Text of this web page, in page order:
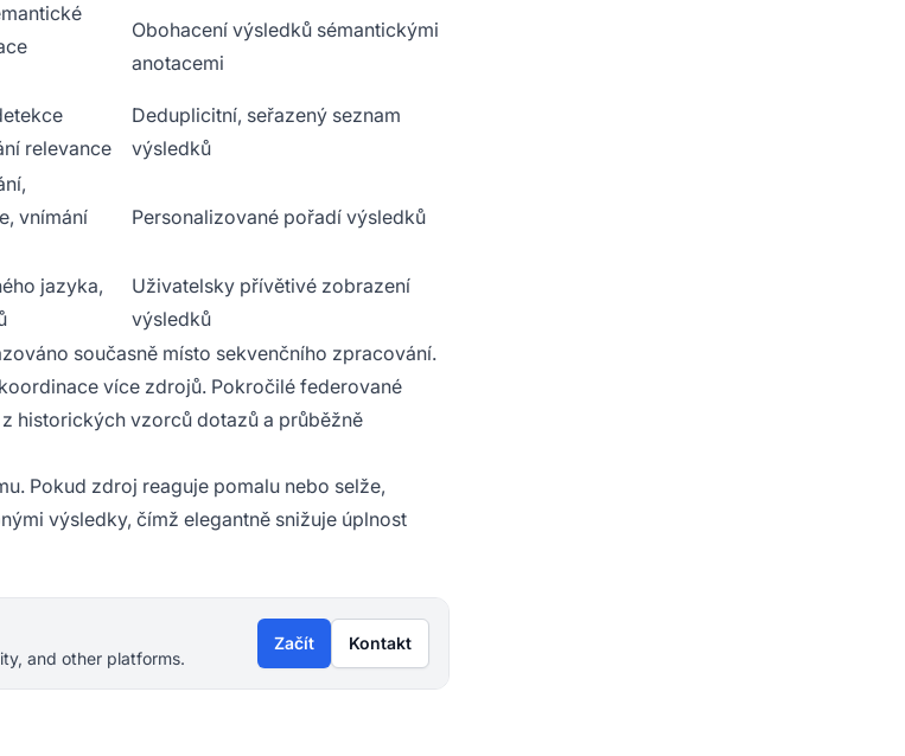
Obohacení výsledků sémantickými
anotacemi
relevance
Deduplicitní, seřazený seznam
výsledků
vnímání
Personalizované pořadí výsledků
jazyka,
Uživatelsky přívětivé zobrazení
výsledků
současně místo sekvenčního zpracování.
více zdrojů. Pokročilé federované
historických vzorců dotazů a průběžně
Pokud zdroj reaguje pomalu nebo selže,
výsledky, čímž elegantně snižuje úplnost
and other platforms.
Začít Kontakt